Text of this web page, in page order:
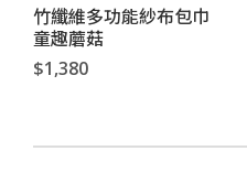
竹纖維多功能紗布包巾
童趣蘑菇
$1,380